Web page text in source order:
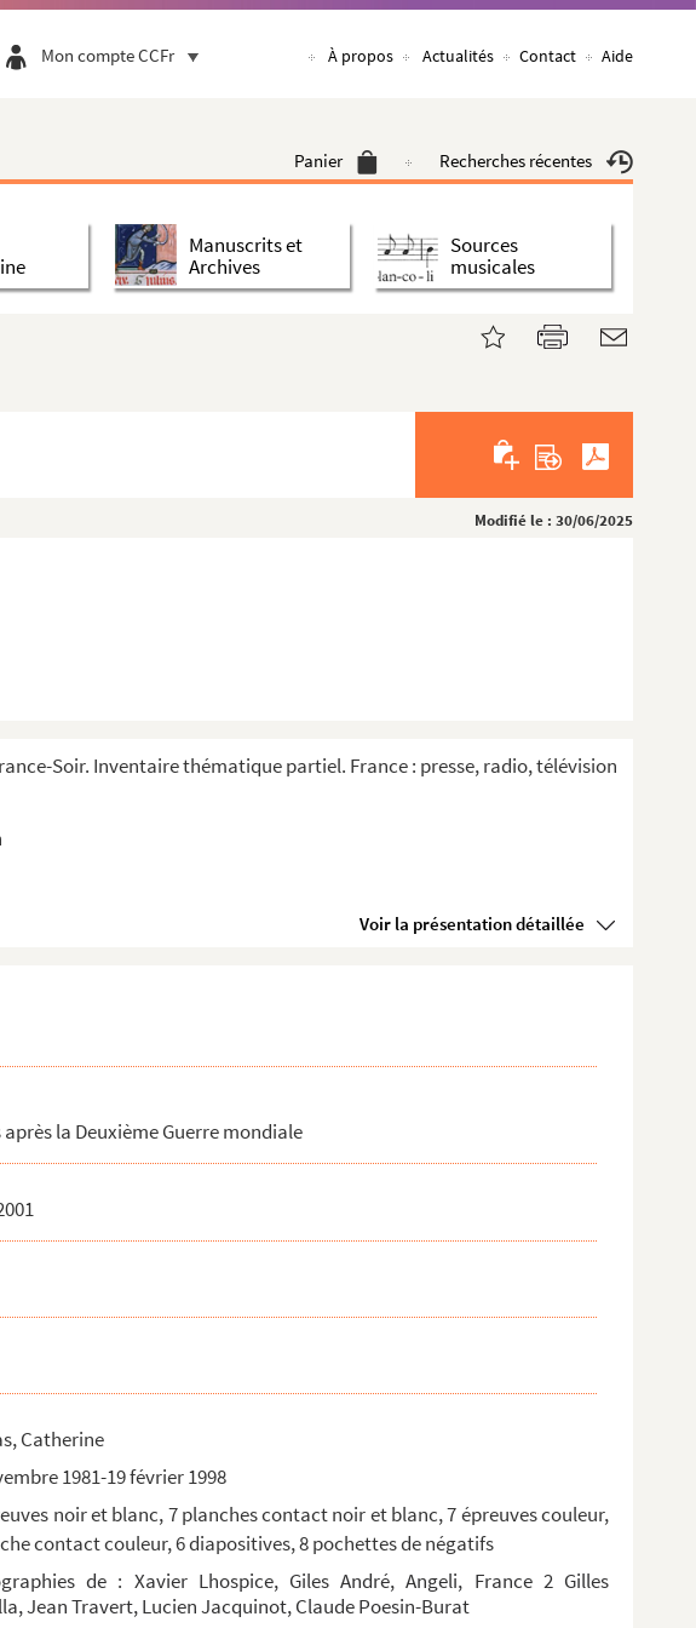
Mon compte CCFr À propos Actualités Contact Aide
Panier Recherches récentes
Manuscrits et
Archives
Sources
musicales
Modifié le : 30/06/2025
Soir. Inventaire thématique partiel. France : presse, radio, télévision
Voir la présentation détaillée
la Deuxième Guerre mondiale
Catherine
1981-19 février 1998
noir et blanc, 7 planches contact noir et blanc, 7 épreuves couleur,
contact couleur, 6 diapositives, 8 pochettes de négatifs
de : Xavier Lhospice, Giles André, Angeli, France 2 Gilles
Jean Travert, Lucien Jacquinot, Claude Poesin-Burat